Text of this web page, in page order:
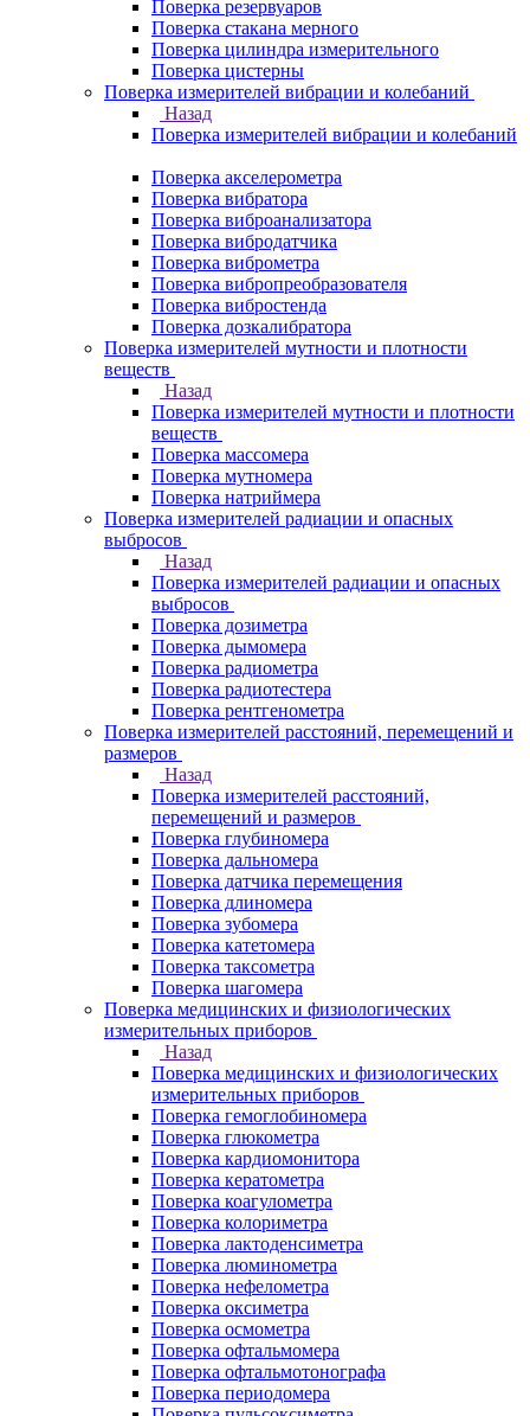
Поверка резервуаров
Поверка стакана мерного
Поверка цилиндра измерительного
Поверка цистерны
Поверка измерителей вибрации и колебаний
Назад
Поверка измерителей вибрации и колебаний
Поверка акселерометра
Поверка вибратора
Поверка виброанализатора
Поверка вибродатчика
Поверка виброметра
Поверка вибропреобразователя
Поверка вибростенда
Поверка дозкалибратора
Поверка измерителей мутности и плотности
веществ
Назад
Поверка измерителей мутности и плотности
веществ
Поверка массомера
Поверка мутномера
Поверка натриймера
Поверка измерителей радиации и опасных
выбросов
Назад
Поверка измерителей радиации и опасных
выбросов
Поверка дозиметра
Поверка дымомера
Поверка радиометра
Поверка радиотестера
Поверка рентгенометра
Поверка измерителей расстояний, перемещений и
размеров
Назад
Поверка измерителей расстояний,
перемещений и размеров
Поверка глубиномера
Поверка дальномера
Поверка датчика перемещения
Поверка длиномера
Поверка зубомера
Поверка катетомера
Поверка таксометра
Поверка шагомера
Поверка медицинских и физиологических
измерительных приборов
Назад
Поверка медицинских и физиологических
измерительных приборов
Поверка гемоглобиномера
Поверка глюкометра
Поверка кардиомонитора
Поверка кератометра
Поверка коагулометра
Поверка колориметра
Поверка лактоденсиметра
Поверка люминометра
Поверка нефелометра
Поверка оксиметра
Поверка осмометра
Поверка офтальмомера
Поверка офтальмотонографа
Поверка периодомера